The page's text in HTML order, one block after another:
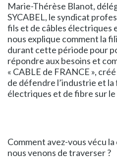
Marie-Thérèse Blanot,
SYCABEL, le syndicat
fils et de câbles électriques
nous explique comment la
durant cette période pour
répondre aux besoins et
« CABLE de FRANCE »,
de défendre l’industrie et
électriques et de fibre sur
Comment avez-vous vécu
nous venons de traverser ?